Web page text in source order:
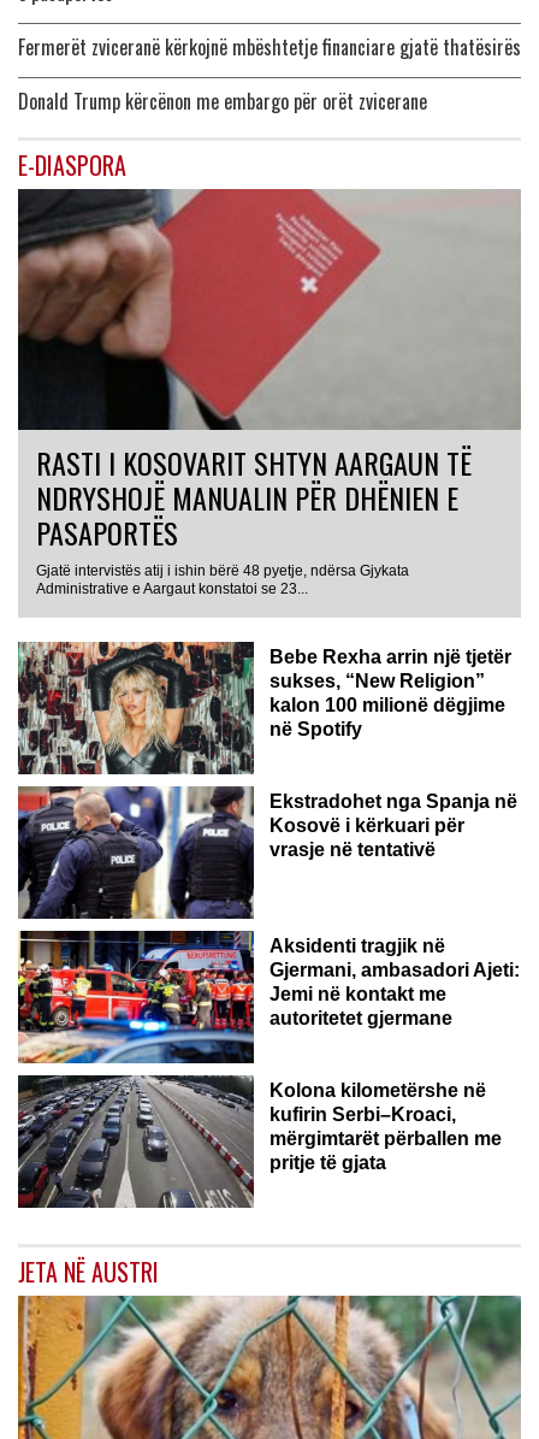
Fermerët zviceranë kërkojnë mbështetje financiare gjatë thatësirës
Donald Trump kërcënon me embargo për orët zvicerane
E-DIASPORA
RASTI I KOSOVARIT SHTYN AARGAUN TË
NDRYSHOJË MANUALIN PËR DHËNIEN E
PASAPORTËS
Gjatë intervistës atij i ishin bërë 48 pyetje, ndërsa Gjykata
Administrative e Aargaut konstatoi se 23...
Bebe Rexha arrin një tjetër
sukses, “New Religion”
kalon 100 milionë dëgjime
në Spotify
Ekstradohet nga Spanja në
Kosovë i kërkuari për
vrasje në tentativë
GJERMANI
Aksidenti tragjik në
Gjermani, ambasadori Ajeti:
Jemi në kontakt me
autoritetet gjermane
Kolona kilometërshe në
kufirin Serbi–Kroaci,
mërgimtarët përballen me
pritje të gjata
JETA NË AUSTRI